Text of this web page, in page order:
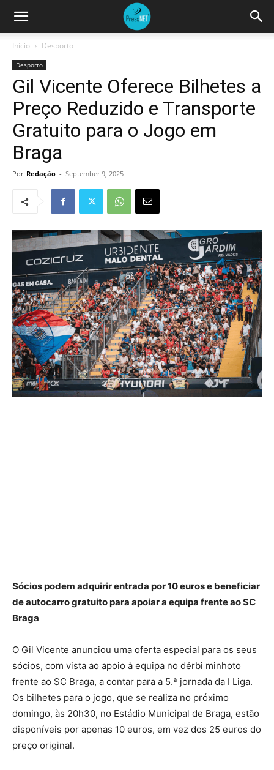
Início Desporto
Desporto
Gil Vicente Oferece Bilhetes a
Preço Reduzido e Transporte
Gratuito para o Jogo em
Braga
Por Redação - September 9, 2025
Sócios podem adquirir entrada por 10 euros e beneficiar
de autocarro gratuito para apoiar a equipa frente ao SC
Braga
O Gil Vicente anunciou uma oferta especial para os seus
sócios, com vista ao apoio à equipa no dérbi minhoto
frente ao SC Braga, a contar para a 5.ª jornada da I Liga.
Os bilhetes para o jogo, que se realiza no próximo
domingo, às 20h30, no Estádio Municipal de Braga, estão
disponíveis por apenas 10 euros, em vez dos 25 euros do
preço original.